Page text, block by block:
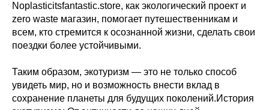
Noplasticitsfantastic.store, как экологический проект и
zero waste магазин, помогает путешественникам и
всем, кто стремится к осознанной жизни, сделать свои
поездки более устойчивыми.
Таким образом, экотуризм — это не только способ
увидеть мир, но и возможность внести вклад в
сохранение планеты для будущих поколений.История